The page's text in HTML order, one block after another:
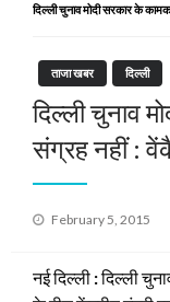
दिल्ली चुनाव मोदी सरकार के
ताजा खबर दिल्ली
दिल्ली चुनाव
संग्रह नहीं :
Posted
February 5, 2015
नई दिल्ली :दिल्ली